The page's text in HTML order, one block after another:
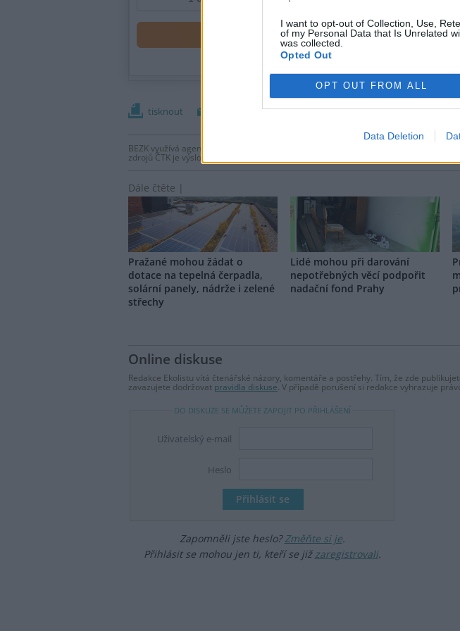
I want to opt-out of Collection, Use,
of my Personal Data that Is Unrelated
was collected.
Opted Out
OPT OUT FROM ALL
Data Deletion
tisknout
BEZK využívá agenturní zpravodajství ČTK, která si vyhrazuje veškerá práva.
zdrojů ČTK je výslovně zakázáno bez předchozího písemného souhlasu ze strany ČTK.
Dále čtěte |
Pražané mohou žádat o
dotace na tepelná čerpadla,
solární panely, nádrže i zelené
střechy
Lidé mohou při darování
nepotřebných věcí podpořit
nadační fond Prahy
Online diskuse
Redakce Ekolistu vítá čtenářské názory, komentáře a postřehy. Tím, že zde
zavazujete dodržovat pravidla diskuse. V případě porušení si redakce vyhrazuje
DO DISKUZE SE MŮŽETE ZAPOJIT PO PŘIHLÁŠENÍ
Uživatelský e-mail
Heslo
Zapomněli jste heslo?Změňte si je.
Přihlásit se mohou jen ti, kteří se již zaregistrovali.